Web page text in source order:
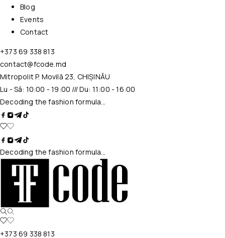
Blog
Events
Contact
+373 69 338 813
contact@fcode.md
Mitropolit P. Movilă 23, CHIȘINĂU
Lu - Sâ: 10:00 - 19:00 /// Du: 11:00 - 16:00
Decoding the fashion formula…
Decoding the fashion formula…
+373 69 338 813